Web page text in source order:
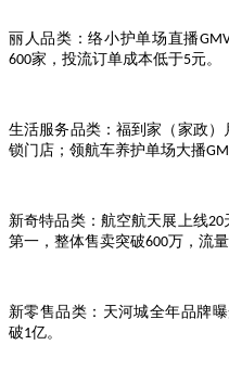
丽人品类 ：络小护单场直播
600家，投流订单成本低于5元。
生活服务品类：福到家（家政）
锁门店；领航车养护单场大播
新奇特品类：航空航天展上线20
第一，整体售卖突破600万，流
新零售品类：天河城全年品牌
破1亿。